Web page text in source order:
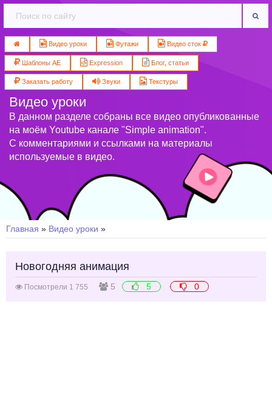
Видео уроки Футажи Видео сток
Шаблоны AE Expression Блог, статьи
Заказать работу Звуки Текстуры
Видео уроки
В данном разделе собраны все видео опубликованные
на моём Youtube канале "Simple animation".
С комментариями и ссылками на материалы
используемые в видео.
Главная » Видео уроки »
Новогодняя анимация
Посмотрели 1 755 5 5 0